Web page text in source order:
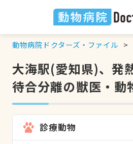
動物病院ドクターズ・ファイル
大海駅(愛知県)、発
待合分離の獣医・動
診療動物